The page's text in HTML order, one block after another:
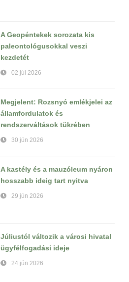
A Geopéntekek sorozata kis
paleontológusokkal veszi
kezdetét
02 júl 2026
Megjelent: Rozsnyó emlékjelei az
államfordulatok és
rendszerváltások tükrében
30 jún 2026
A kastély és a mauzóleum nyáron
hosszabb ideig tart nyitva
29 jún 2026
Júliustól változik a városi hivatal
ügyfélfogadási ideje
24 jún 2026